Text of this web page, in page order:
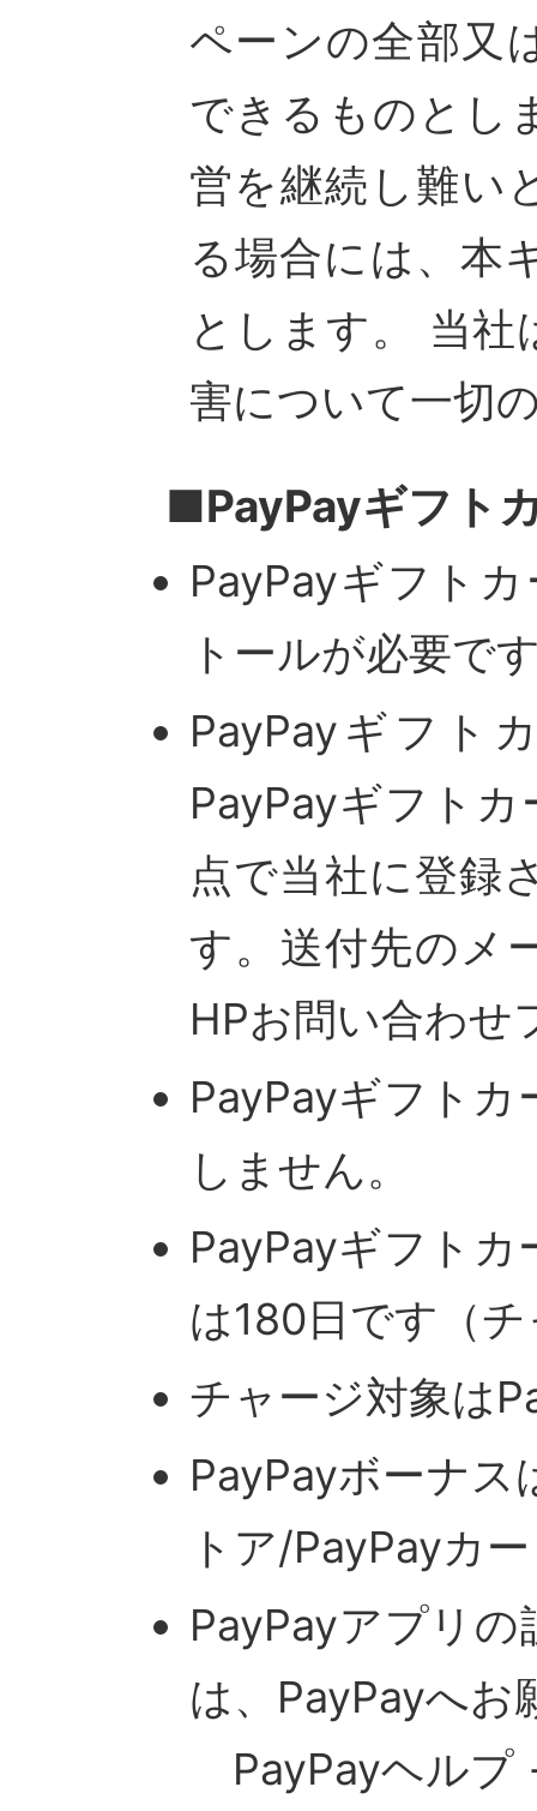
ペーンの全部又
できるものとし
営を継続し難い
る場合には、本
とします。 当
害について一切
■PayPayギフト
PayPayギフト
トールが必要で
PayPayギフト
PayPayギフト
点で当社に登録
す。送付先のメ
HPお問い合わせ
PayPayギフト
しません。
PayPayギフト
は180日です（
チャージ対象は
PayPayボーナス
トア/PayPayカ
PayPayアプリ
は、PayPayへお
PayPayヘル